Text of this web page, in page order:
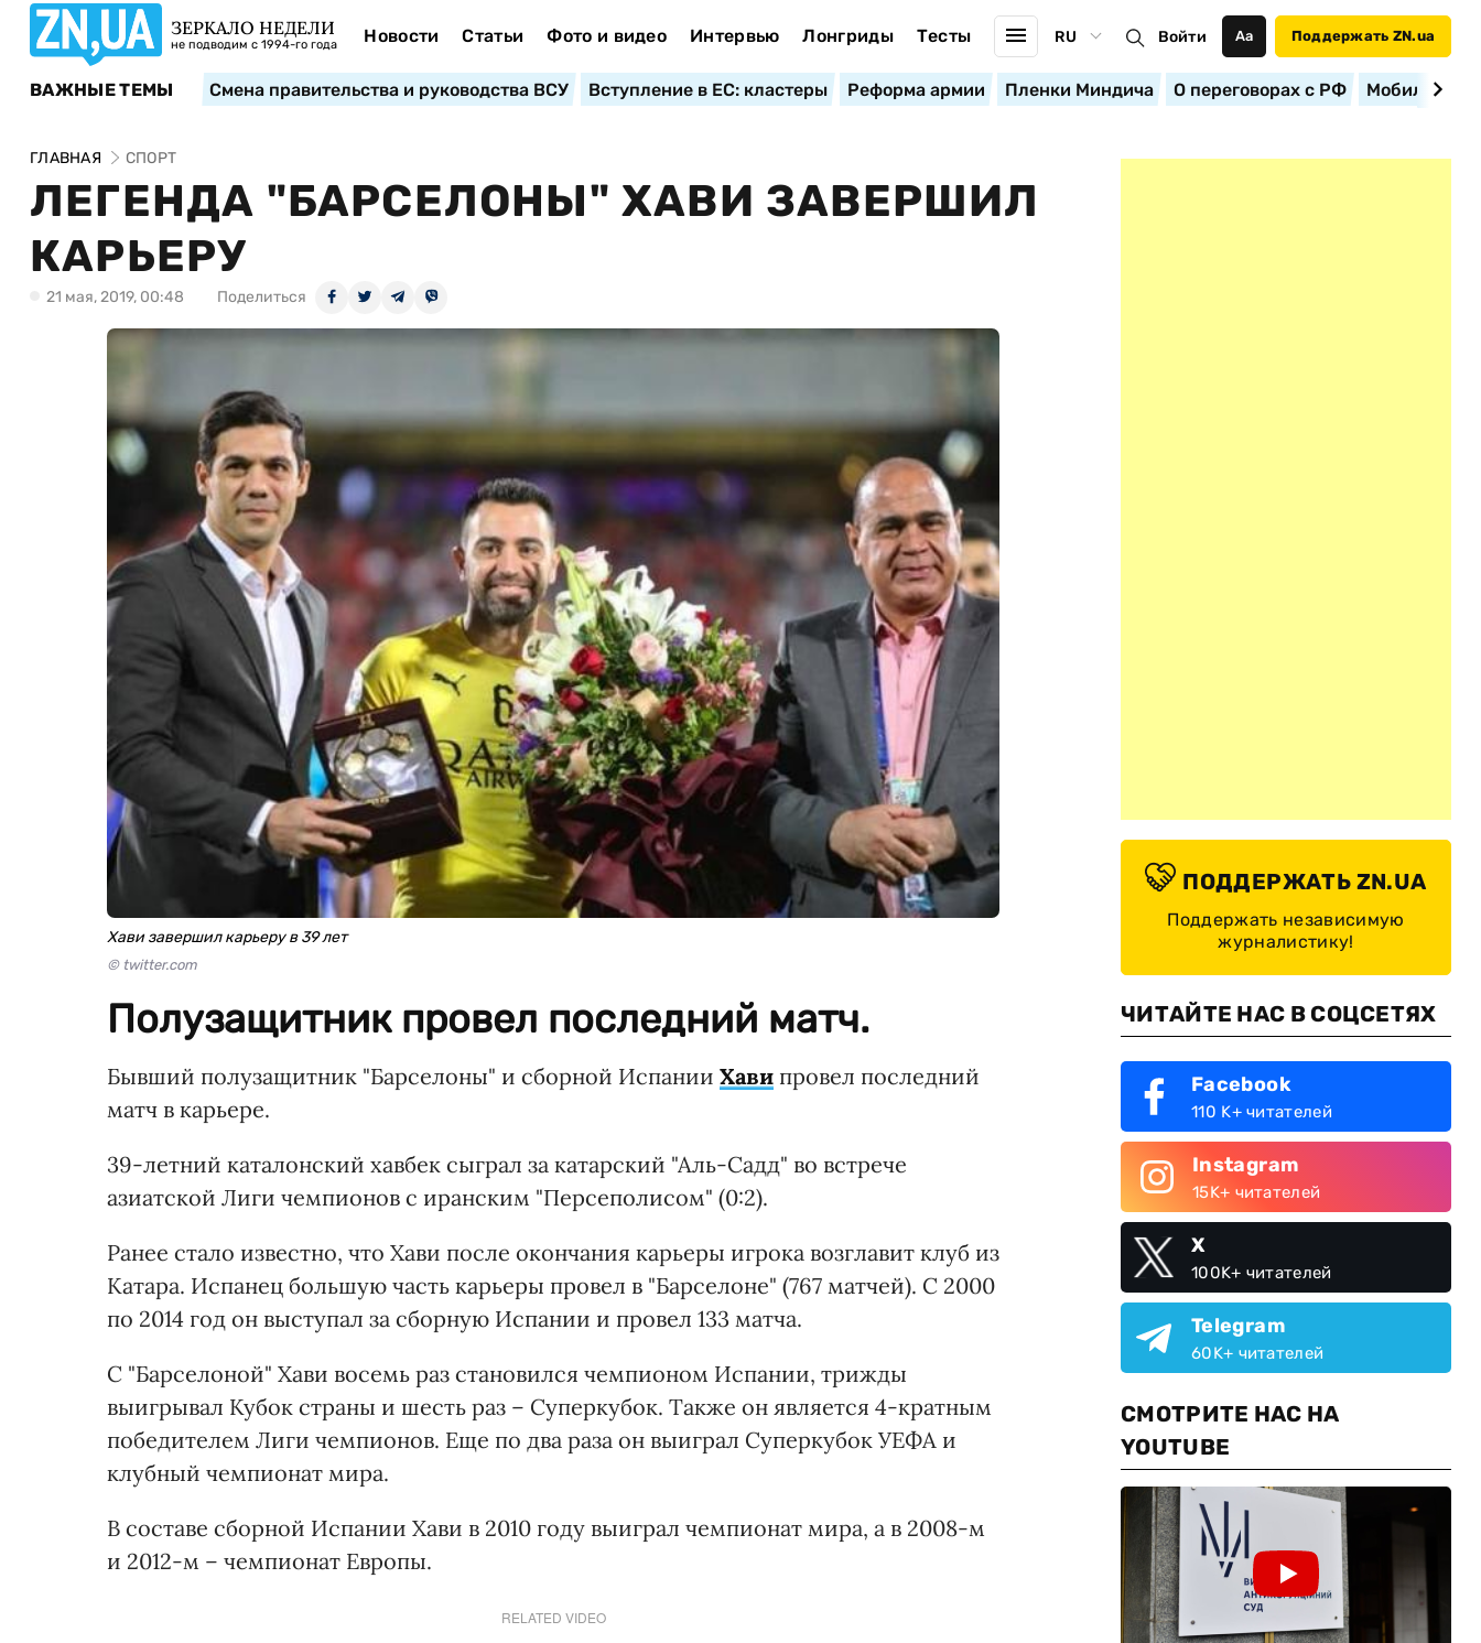
ЗЕРКАЛО НЕДЕЛИ
не подводим с 1994-го года Новости Статьи Фото и видео Интервью Лонгриды Тесты RU Войти Аа Поддержать ZN.ua
ВАЖНЫЕ ТЕМЫ Смена правительства и руководства ВСУ Вступление в ЕС: кластеры Реформа армии Пленки Миндича О переговорах с РФ
ГЛАВНАЯ СПОРТ
ЛЕГЕНДА "БАРСЕЛОНЫ" ХАВИ ЗАВЕРШИЛ
КАРЬЕРУ
21 мая, 2019, 00:48 Поделиться
Хави завершил карьеру в 39 лет
© twitter.com
Полузащитник провел последний матч.
Бывший полузащитник "Барселоны" и сборной Испании Хави провел последний
матч в карьере.
39-летний каталонский хавбек сыграл за катарский "Аль-Садд" во встрече
азиатской Лиги чемпионов с иранским "Персеполисом" (0:2).
Ранее стало известно, что Хави после окончания карьеры игрока возглавит клуб из
Катара. Испанец большую часть карьеры провел в "Барселоне" (767 матчей). С 2000
по 2014 год он выступал за сборную Испании и провел 133 матча.
С "Барселоной" Хави восемь раз становился чемпионом Испании, трижды
выигрывал Кубок страны и шесть раз – Суперкубок. Также он является 4-кратным
победителем Лиги чемпионов. Еще по два раза он выиграл Суперкубок УЕФА и
клубный чемпионат мира.
В составе сборной Испании Хави в 2010 году выиграл чемпионат мира, а в 2008-м
и 2012-м – чемпионат Европы.
RELATED VIDEO
ПОДДЕРЖАТЬ ZN.UA
Поддержать независимую
журналистику!
ЧИТАЙТЕ НАС В СОЦСЕТЯХ
Facebook
110 K+ читателей
Instagram
15K+ читателей
X
100K+ читателей
Telegram
60K+ читателей
СМОТРИТЕ НАС НА
YOUTUBE